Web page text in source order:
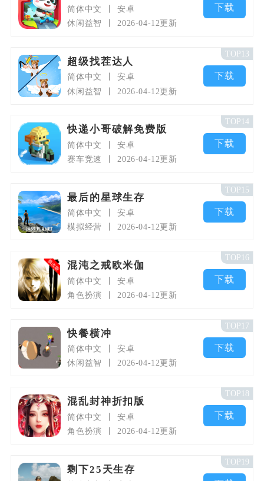
简体中文
安卓
休闲益智
2026-04-12更新
下载
超级找茬达人
简体中文
安卓
休闲益智
2026-04-12更新
下载
TOP13
快递小哥破解免费版
简体中文
安卓
赛车竞速
2026-04-12更新
下载
TOP14
最后的星球生存
简体中文
安卓
模拟经营
2026-04-12更新
下载
TOP15
混沌之戒欧米伽
简体中文
安卓
角色扮演
2026-04-12更新
下载
TOP16
快餐横冲
简体中文
安卓
休闲益智
2026-04-12更新
下载
TOP17
混乱封神折扣版
简体中文
安卓
角色扮演
2026-04-12更新
下载
TOP18
剩下25天生存
TOP19